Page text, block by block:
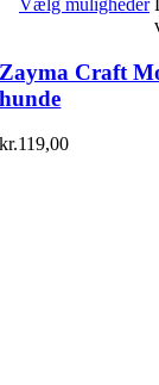
Zayma Craft
hunde
kr.119,00